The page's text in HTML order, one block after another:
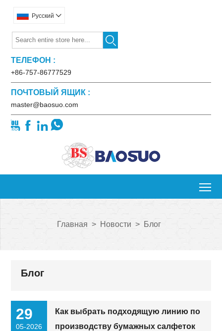
Pусский 

ТЕЛЕФОН :
+86-757-86777529
ПОЧТОВЫЙ ЯЩИК :
master@baosuo.com
   
Главная > Новости > Блог
Блог
29
05-2026
Как выбрать подходящую линию по
производству бумажных салфеток